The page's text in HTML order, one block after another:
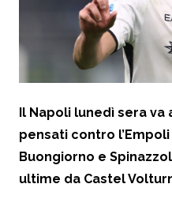
Il Napoli lunedì sera
pensati contro
Buongiorno e
ultime da Castel